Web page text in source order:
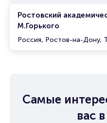
Ростовский
М.Горького
Россия, Ростов-на-Дону,
Самые
вас